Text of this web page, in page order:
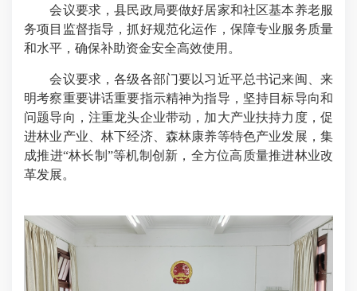
会议要求，县民政局要做好居家和社区基本养老服
务项目监督指导，抓好规范化运作，保障专业服务质量
和水平，确保补助资金安全高效使用。
会议要求，各级各部门要以习近平总书记来闽、来
明考察重要讲话重要指示精神为指导，坚持目标导向和
问题导向，注重龙头企业带动，加大产业扶持力度，促
进林业产业、林下经济、森林康养等特色产业发展，集
成推进“林长制”等机制创新，全方位高质量推进林业改
革发展。